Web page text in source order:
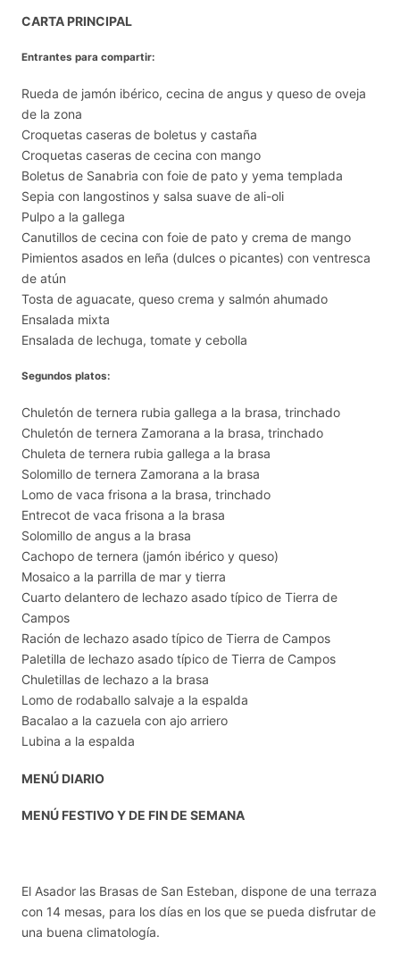
CARTA PRINCIPAL
Entrantes para compartir:
Rueda de jamón ibérico, cecina de angus y queso de oveja
de la zona
Croquetas caseras de boletus y castaña
Croquetas caseras de cecina con mango
Boletus de Sanabria con foie de pato y yema templada
Sepia con langostinos y salsa suave de ali-oli
Pulpo a la gallega
Canutillos de cecina con foie de pato y crema de mango
Pimientos asados en leña (dulces o picantes) con ventresca
de atún
Tosta de aguacate, queso crema y salmón ahumado
Ensalada mixta
Ensalada de lechuga, tomate y cebolla
Segundos platos:
Chuletón de ternera rubia gallega a la brasa, trinchado
Chuletón de ternera Zamorana a la brasa, trinchado
Chuleta de ternera rubia gallega a la brasa
Solomillo de ternera Zamorana a la brasa
Lomo de vaca frisona a la brasa, trinchado
Entrecot de vaca frisona a la brasa
Solomillo de angus a la brasa
Cachopo de ternera (jamón ibérico y queso)
Mosaico a la parrilla de mar y tierra
Cuarto delantero de lechazo asado típico de Tierra de
Campos
Ración de lechazo asado típico de Tierra de Campos
Paletilla de lechazo asado típico de Tierra de Campos
Chuletillas de lechazo a la brasa
Lomo de rodaballo salvaje a la espalda
Bacalao a la cazuela con ajo arriero
Lubina a la espalda
MENÚ DIARIO
MENÚ FESTIVO Y DE FIN DE SEMANA
El Asador las Brasas de San Esteban, dispone de una terraza
con 14 mesas, para los días en los que se pueda disfrutar de
una buena climatología.